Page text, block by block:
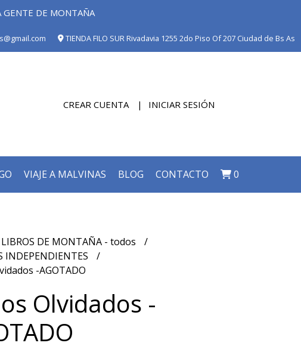
GENTE DE MONTAÑA
TIENDA FILO SUR Rivadavia 1255 2do Piso Of 207 Ciudad de Bs As
CREAR CUENTA INICIAR SESIÓN
VIAJE A MALVINAS BLOG CONTACTO 0
LIBROS DE MONTAÑA - todos
INDEPENDIENTES
-AGOTADO
Olvidados -